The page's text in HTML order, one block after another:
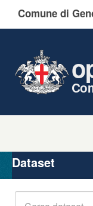
Comune di
Organizzazioni
Gruppi
Dataset